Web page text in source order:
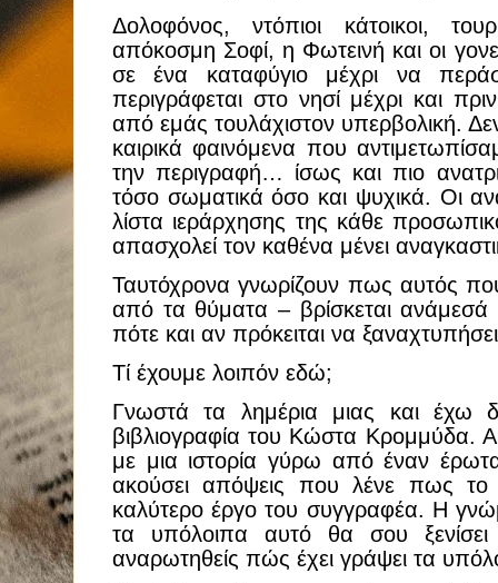
Δολοφόνος, ντόπιοι κάτοικοι,
απόκοσμη Σοφί, η Φωτεινή και οι
σε ένα καταφύγιο μέχρι να
περιγράφεται στο νησί μέχρι και
από εμάς τουλάχιστον υπερβολική.
καιρικά φαινόμενα που
την περιγραφή… ίσως και πιο
τόσο σωματικά όσο και ψυχικά. Οι
λίστα ιεράρχησης της κάθε
απασχολεί τον καθένα μένει
Ταυτόχρονα γνωρίζουν πως αυτός
από τα θύματα – βρίσκεται ανάμεσά
πότε και αν πρόκειται να
Τί έχουμε λοιπόν εδώ;
Γνωστά τα λημέρια μιας και έχω
βιβλιογραφία του Κώστα Κρομμύδα.
με μια ιστορία γύρω από έναν
ακούσει απόψεις που λένε πως
καλύτερο έργο του συγγραφέα. Η
τα υπόλοιπα αυτό θα σου
αναρωτηθείς πώς έχει γράψει τα